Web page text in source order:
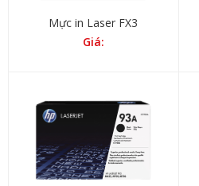
Mực in Laser FX3
Giá: